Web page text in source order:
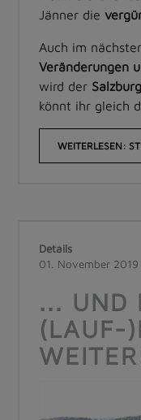
Jänner die
Auch im
Veränderungen
wird der
könnt ihr gleich
WEITERLESEN:
Details
01. November 2019
... UND
(LAUF-